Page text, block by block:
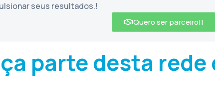
seus resultados.!
Quero ser parceiro!!
parte desta